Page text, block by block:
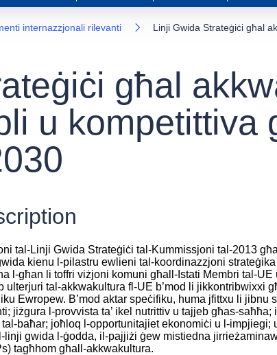
internazzjonali rilevanti Linji Gwida Strateġiċi għal
għal
u kompetittiva
tal-Linji Gwida Strateġiċi tal-Kummissjoni tal-2013
kienu l-pilastru ewlieni tal-koordinazzjoni
l-għan li toffri viżjoni komuni għall-Istati Membri tal-
ulterjuri tal-akkwakultura fl-UE b’mod li jikkontribwixxi
Ewropew. B’mod aktar speċifiku, huma jfittxu li
jiżgura l-provvista ta’ ikel nutrittiv u tajjeb għas-
tal-baħar; joħloq l-opportunitajiet ekonomiċi u l-impjiegi;
linji gwida l-ġodda, il-pajjiżi ġew mistiedna
tagħhom għall-akkwakultura.